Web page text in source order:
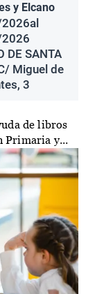
y Elcano
al
DE SANTA
Miguel de
3
de libros
Primaria y...